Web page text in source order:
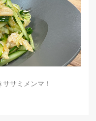
サミメンマ！